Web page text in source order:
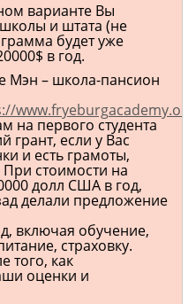
варианте Вы
и штата (не
будет уже
в год.
Мэн – школа-пансион
www.fryeburgacademy.org
на первого студента
грант, если у Вас
и есть грамоты,
стоимости на
долл США в год,
делали предложение
включая обучение,
страховку.
того, как
оценки и